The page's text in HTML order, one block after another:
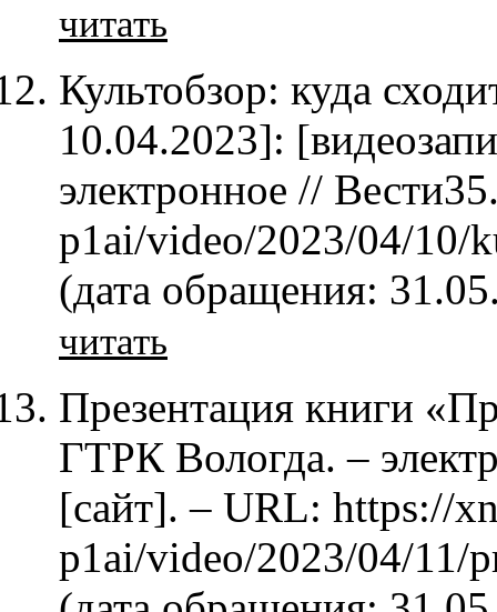
читать
Культобзор: куда
10.04.2023]:
электронное //
p1ai/video/2023/04/10/
(дата обращения:
читать
Презентация книги
ГТРК Вологда. –
[сайт]. – URL: https://
p1ai/video/2023/04/11/